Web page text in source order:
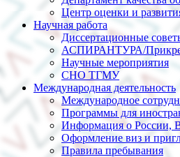
Центр оценки и
Научная работа
Диссертационные
АСПИРАНТУРА/
Научные мероприятия
СНО ТГМУ
Международная деятельность
Международное
Программы для
Информация о России,
Оформление виз и
Правила пребывания